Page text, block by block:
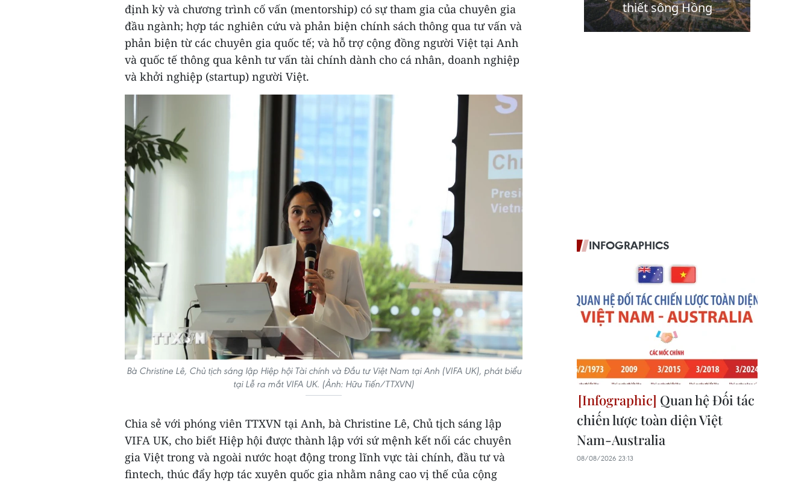
định kỳ và chương trình cố vấn (mentorship) có sự tham gia của chuyên gia
đầu ngành; hợp tác nghiên cứu và phản biện chính sách thông qua tư vấn và
phản biện từ các chuyên gia quốc tế; và hỗ trợ cộng đồng người Việt tại Anh
và quốc tế thông qua kênh tư vấn tài chính dành cho cá nhân, doanh nghiệp
và khởi nghiệp (startup) người Việt.
Bà Christine Lê, Chủ tịch sáng lập Hiệp hội Tài chính và Đầu tư Việt Nam tại Anh (VIFA UK), phát biểu
tại Lễ ra mắt VIFA UK. (Ảnh: Hữu Tiến/TTXVN)
Chia sẻ với phóng viên TTXVN tại Anh, bà Christine Lê, Chủ tịch sáng lập
VIFA UK, cho biết Hiệp hội được thành lập với sứ mệnh kết nối các chuyên
gia Việt trong và ngoài nước hoạt động trong lĩnh vực tài chính, đầu tư và
fintech, thúc đẩy hợp tác xuyên quốc gia nhằm nâng cao vị thế của cộng
INFOGRAPHICS
Quan hệ Đối tác
chiến lược toàn diện Việt
Nam-Australia
08/08/2026 23:13